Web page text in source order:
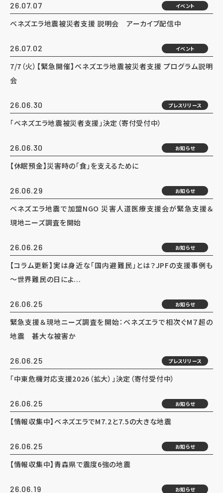
26.07.07 イベント
ベネズエラ地震被災者支援 説明会 アーカイブ配信中
26.07.02 イベント
7/7（火）【緊急開催】ベネズエラ地震被災者支援 プログラム説明
会
26.06.30 プレスリリース
「ベネズエラ地震被災者支援」決定（寄付受付中）
26.06.30 お知らせ
【休眠預金】災害時の「食」を支えるために
26.06.29 お知らせ
ベネズエラ地震で加盟NGO 災害人道医療支援会が緊急支援＆
現地ニーズ調査を開始
26.06.26 お知らせ
【コラム更新】実は身近な「国内避難民」とは？JPFの支援事例も
～世界難民の日によ...
26.06.25 お知らせ
緊急支援＆現地ニーズ調査を開始：ベネズエラで相次ぐM７超の
地震 甚大な被害か
26.06.25 プレスリリース
「中東危機対応支援2026（拡大）」決定（寄付受付中）
26.06.25 お知らせ
【情報収集中】ベネズエラでM7.2と7.5の大きな地震
26.06.25 お知らせ
【情報収集中】青森県で震度6強の地震
26.06.19 お知らせ